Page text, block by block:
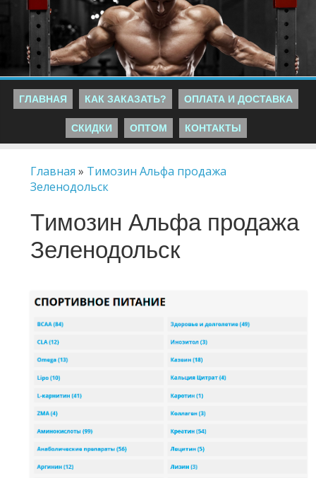
ГЛАВНАЯ КАК ЗАКАЗАТЬ? ОПЛАТА И ДОСТАВКА
СКИДКИ ОПТОМ КОНТАКТЫ
Главная » Tимозин Альфа продажа
Зеленодольск
Tимозин Альфа продажа
Зеленодольск